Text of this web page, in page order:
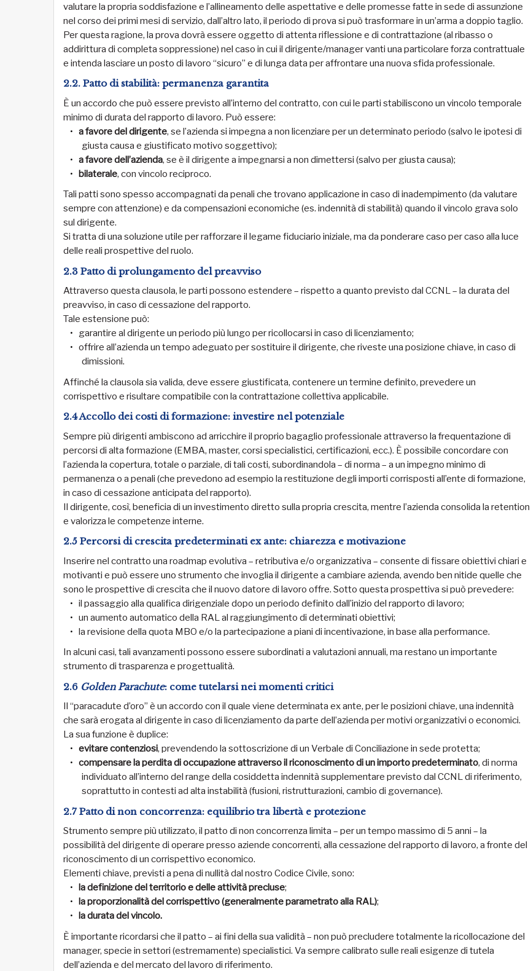
valutare la propria soddisfazione e l’allineamento delle aspettative e delle promesse fatte in sede di assunzione
nel corso dei primi mesi di servizio, dall’altro lato, il periodo di prova si può trasformare in un’arma a doppio taglio.
Per questa ragione, la prova dovrà essere oggetto di attenta riflessione e di contrattazione (al ribasso o
addirittura di completa soppressione) nel caso in cui il dirigente/manager vanti una particolare forza contrattuale
e intenda lasciare un posto di lavoro “sicuro” e di lunga data per affrontare una nuova sfida professionale.
2.2. Patto di stabilità: permanenza garantita
È un accordo che può essere previsto all’interno del contratto, con cui le parti stabiliscono un vincolo temporale
minimo di durata del rapporto di lavoro. Può essere:
a favore del dirigente, se l’azienda si impegna a non licenziare per un determinato periodo (salvo le ipotesi di
giusta causa e giustificato motivo soggettivo);
a favore dell’azienda, se è il dirigente a impegnarsi a non dimettersi (salvo per giusta causa);
bilaterale, con vincolo reciproco.
Tali patti sono spesso accompagnati da penali che trovano applicazione in caso di inadempimento (da valutare
sempre con attenzione) e da compensazioni economiche (es. indennità di stabilità) quando il vincolo grava solo
sul dirigente.
Si tratta di una soluzione utile per rafforzare il legame fiduciario iniziale, ma da ponderare caso per caso alla luce
delle reali prospettive del ruolo.
2.3 Patto di prolungamento del preavviso
Attraverso questa clausola, le parti possono estendere – rispetto a quanto previsto dal CCNL – la durata del
preavviso, in caso di cessazione del rapporto.
Tale estensione può:
garantire al dirigente un periodo più lungo per ricollocarsi in caso di licenziamento;
offrire all’azienda un tempo adeguato per sostituire il dirigente, che riveste una posizione chiave, in caso di
dimissioni.
Affinché la clausola sia valida, deve essere giustificata, contenere un termine definito, prevedere un
corrispettivo e risultare compatibile con la contrattazione collettiva applicabile.
2.4 Accollo dei costi di formazione: investire nel potenziale
Sempre più dirigenti ambiscono ad arricchire il proprio bagaglio professionale attraverso la frequentazione di
percorsi di alta formazione (EMBA, master, corsi specialistici, certificazioni, ecc.). È possibile concordare con
l’azienda la copertura, totale o parziale, di tali costi, subordinandola – di norma – a un impegno minimo di
permanenza o a penali (che prevedono ad esempio la restituzione degli importi corrisposti all’ente di formazione,
in caso di cessazione anticipata del rapporto).
Il dirigente, così, beneficia di un investimento diretto sulla propria crescita, mentre l’azienda consolida la retention
e valorizza le competenze interne.
2.5 Percorsi di crescita predeterminati ex ante: chiarezza e motivazione
Inserire nel contratto una roadmap evolutiva – retributiva e/o organizzativa – consente di fissare obiettivi chiari e
motivanti e può essere uno strumento che invoglia il dirigente a cambiare azienda, avendo ben nitide quelle che
sono le prospettive di crescita che il nuovo datore di lavoro offre. Sotto questa prospettiva si può prevedere:
il passaggio alla qualifica dirigenziale dopo un periodo definito dall’inizio del rapporto di lavoro;
un aumento automatico della RAL al raggiungimento di determinati obiettivi;
la revisione della quota MBO e/o la partecipazione a piani di incentivazione, in base alla performance.
In alcuni casi, tali avanzamenti possono essere subordinati a valutazioni annuali, ma restano un importante
strumento di trasparenza e progettualità.
2.6 Golden Parachute: come tutelarsi nei momenti critici
Il “paracadute d’oro” è un accordo con il quale viene determinata ex ante, per le posizioni chiave, una indennità
che sarà erogata al dirigente in caso di licenziamento da parte dell’azienda per motivi organizzativi o economici.
La sua funzione è duplice:
evitare contenziosi, prevendendo la sottoscrizione di un Verbale di Conciliazione in sede protetta;
compensare la perdita di occupazione attraverso il riconoscimento di un importo predeterminato, di norma
individuato all’interno del range della cosiddetta indennità supplementare previsto dal CCNL di riferimento,
soprattutto in contesti ad alta instabilità (fusioni, ristrutturazioni, cambio di governance).
2.7 Patto di non concorrenza: equilibrio tra libertà e protezione
Strumento sempre più utilizzato, il patto di non concorrenza limita – per un tempo massimo di 5 anni – la
possibilità del dirigente di operare presso aziende concorrenti, alla cessazione del rapporto di lavoro, a fronte del
riconoscimento di un corrispettivo economico.
Elementi chiave, previsti a pena di nullità dal nostro Codice Civile, sono:
la definizione del territorio e delle attività precluse;
la proporzionalità del corrispettivo (generalmente parametrato alla RAL);
la durata del vincolo.
È importante ricordarsi che il patto – ai fini della sua validità – non può precludere totalmente la ricollocazione del
manager, specie in settori (estremamente) specialistici. Va sempre calibrato sulle reali esigenze di tutela
dell’azienda e del mercato del lavoro di riferimento.